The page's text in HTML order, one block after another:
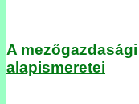
A
alapismeretei